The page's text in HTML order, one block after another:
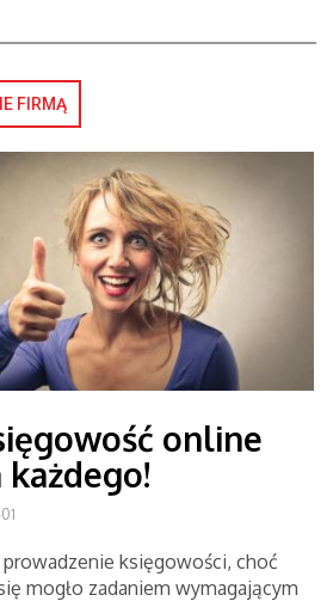
FIRMĄ
online
księgowości, choć
mogło zadaniem wymagającym